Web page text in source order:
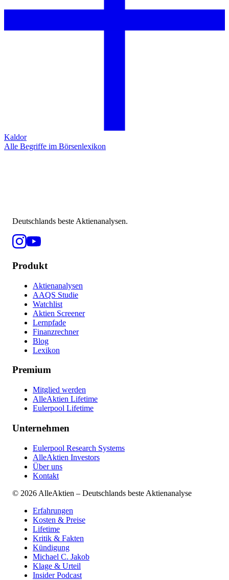
Kaldor
Alle Begriffe im Börsenlexikon
Deutschlands beste Aktienanalysen.
Produkt
Aktienanalysen
AAQS Studie
Watchlist
Aktien Screener
Lernpfade
Finanzrechner
Blog
Lexikon
Premium
Mitglied werden
AlleAktien Lifetime
Eulerpool Lifetime
Unternehmen
Eulerpool Research Systems
AlleAktien Investors
Über uns
Kontakt
© 2026 AlleAktien – Deutschlands beste Aktienanalyse
Erfahrungen
Kosten & Preise
Lifetime
Kritik & Fakten
Kündigung
Michael C. Jakob
Klage & Urteil
Insider Podcast